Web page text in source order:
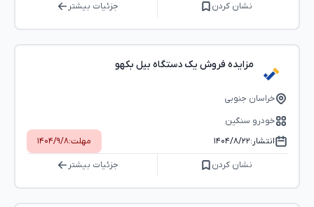
نشان کردن جزئیات بیشتر
مزایده فروش یک دستگاه بیل بکهو
خراسان جنوبی
خودرو سنگین
انتشار:۱۴۰۴/۸/۲۲ مهلت:۱۴۰۴/۹/۸
نشان کردن جزئیات بیشتر